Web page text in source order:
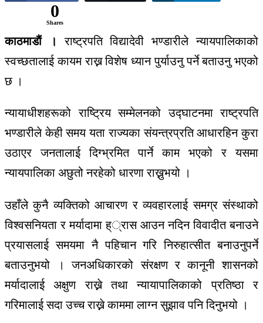
0
Shares
काठमाडाैं ।
राष्ट्रपति विद्यादेवी भण्डारीले न्यायपालिकाको
स्वच्छतालाई कायम राख्न विशेष ध्यान पुर्याउनु पर्ने बताउनु भएको
छ ।
न्यायाधीशहरूको राष्ट्रिय सम्मेलनको उद्घाटनमा राष्ट्रपति
भण्डारीले केही समय यता राज्यका संयन्त्रप्रति आधारहिन कुरा
उठाएर जनतालाई दिग्भ्रमित पार्ने काम भएको र यसमा
न्यायपालिका अछुतो नरहेको धारणा राख्नुभयो ।
उहाँले कुनै व्यक्तिको आचारण र व्यवहारलाई समग्र संस्थाको
विश्वसनियता र मर्यादामा ह््रास आउन नदिन विवादीत बनाउने
प्रयासलाई समयमा नै पहिचान गरि निरुहात्सीत बनाउनुपर्ने
बताउनुभयो । जनअधिकारको संरक्षण र कानूनी शासनको
मर्यादालाई अक्षुण राख्ने तथा न्यायापालिकाको प्रतिष्ठा र
गरिमालाई सदा उच्च राख्ने काममा लाग्न सुझाव पनि दिनुभयो ।